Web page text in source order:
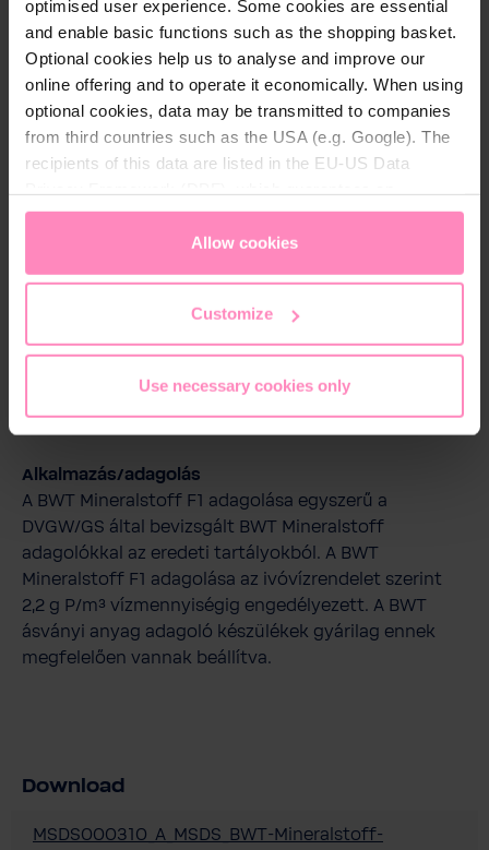
optimised user experience. Some cookies are essential
and enable basic functions such as the shopping basket.
Optional cookies help us to analyse and improve our
online offering and to operate it economically. When using
optional cookies, data may be transmitted to companies
from third countries such as the USA (e.g. Google). The
recipients of this data are listed in the EU-US Data
appropriate level of data protection. You canaccept all
only allow necessary cookies
access and change your chosen setting at any time in
Allow cookies
Customize
Use necessary cookies only
összes lúgos földfémtartalomban max. 65°C
A termékek összetételükben és tisztaságukban
megfelelnek:
a német ivóvízrendelet 11. szakasza szerinti
AWT Mineralstoff F1 egykalcium-vas-foszfát
védőrétegetépít fel a horganyzott acélból készült
csőtömítés"), ésezáltal minimalizálja a korróziós
károkat.
Alkalmazás/adagolás
A BWT Mineralstoff F1 adagolása egyszerű a
DVGW/GS által bevizsgált BWT Mineralstoff
adagolókkal az eredeti tartályokból. A BWT
Mineralstoff F1 adagolása az ivóvízrendelet szerint
2,2 g P/m³ vízmennyiségig engedélyezett. A BWT
ásványi anyag adagoló készülékek gyárilag ennek
megfelelően vannak beállítva.
Download
MSDS000310_A_MSDS_BWT-Mineralstoff-